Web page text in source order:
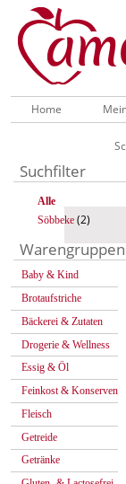
Home
Suchfilter
Alle
Söbbeke (2)
Warengruppen
Baby & Kind
Brotaufstriche
Bäckerei & Zutaten
Drogerie & Wellness
Essig & Öl
Feinkost & Konserven
Fleisch
Getreide
Getränke